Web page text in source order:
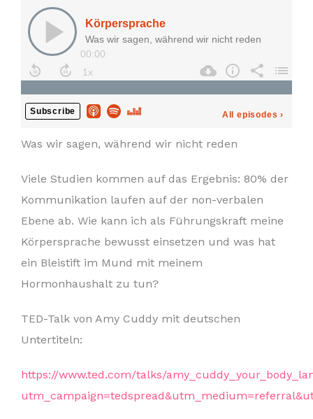
Was wir sagen, während wir nicht reden
Viele Studien kommen auf das Ergebnis: 80% der
Kommunikation laufen auf der non-verbalen
Ebene ab. Wie kann ich als Führungskraft meine
Körpersprache bewusst einsetzen und was hat
ein Bleistift im Mund mit meinem
Hormonhaushalt zu tun?
TED-Talk von Amy Cuddy mit deutschen
Untertiteln:
https://www.ted.com/talks/